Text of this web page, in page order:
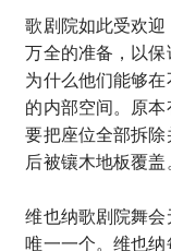
歌剧院如此受欢
万全的准备，以
为什么他们能够
的内部空间。原
要把座位全部拆
后被镶木地板覆盖
维也纳歌剧院舞
唯一一个。维也